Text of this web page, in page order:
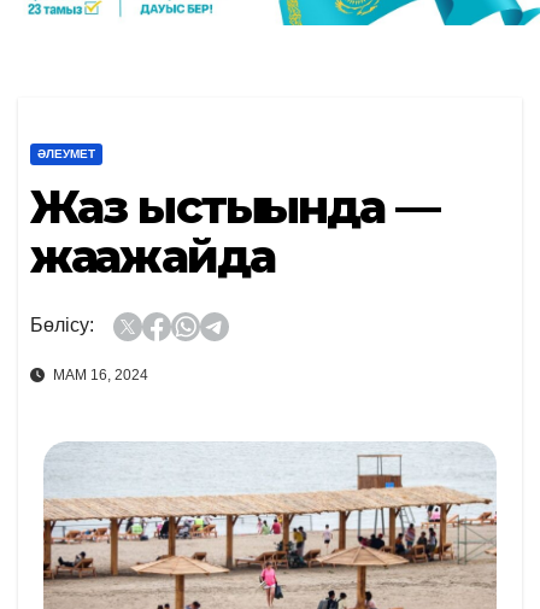
ӘЛЕУМЕТ
Жаз ыстығында —
жағажайда
Бөлісу:
МАМ 16, 2024